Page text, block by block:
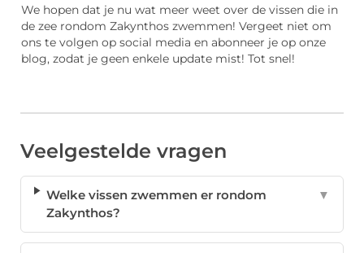
We hopen dat je nu wat meer weet over de vissen die in
de zee rondom Zakynthos zwemmen! Vergeet niet om
ons te volgen op social media en abonneer je op onze
blog, zodat je geen enkele update mist! Tot snel!
Veelgestelde vragen
Welke vissen zwemmen er rondom
Zakynthos?
▼